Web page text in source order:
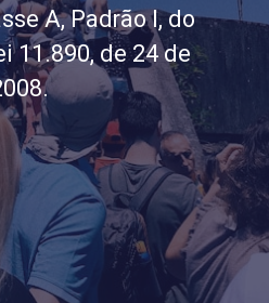
A, Padrão I, do
11.890, de 24 de